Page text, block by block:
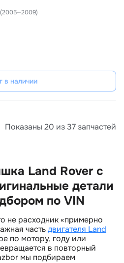
(2005—2009)
в наличии
Показаны 20 из 37 запчастей
Land Rover с
детали
по VIN
не расходник «примерно
частьдвигателя Land
по мотору, году или
в повторный
мы подбираем